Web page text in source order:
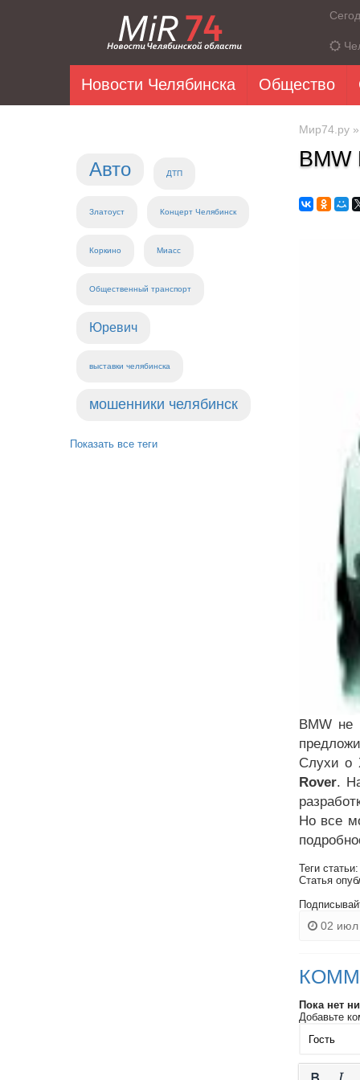
Новости Челябинска Общество
Авто ДТП
Златоуст Концерт Челябинск
Коркино Миасс
Общественный транспорт
Юревич
выставки челябинска
мошенники челябинск
Показать все теги
Мир74.ру »
BMW не
Слухи о
Rover.
Но все
Теги статьи:
Статья
02 июл
Пока нет
Добавьте